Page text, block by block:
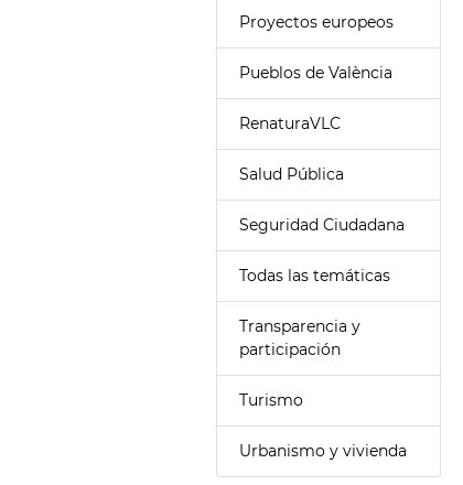
Proyectos europeos
Pueblos de València
RenaturaVLC
Salud Pública
Seguridad Ciudadana
Todas las temáticas
Transparencia y
participación
Turismo
Urbanismo y vivienda